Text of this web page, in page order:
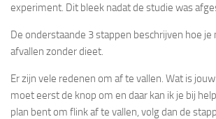
experiment. Dit bleek nadat de studie was
De onderstaande 3 stappen beschrijven hoe je
afvallen zonder dieet.
Er zijn vele redenen om af te vallen. Wat is
moet eerst de knop om en daar kan ik je bij
plan bent om flink af te vallen, volg dan de